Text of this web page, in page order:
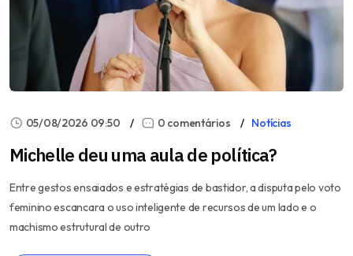
05/08/2026 09:50 0 comentários Notícias
Michelle deu uma aula de política?
Entre gestos ensaiados e estratégias de bastidor, a disputa pelo voto
feminino escancara o uso inteligente de recursos de um lado e o
machismo estrutural de outro